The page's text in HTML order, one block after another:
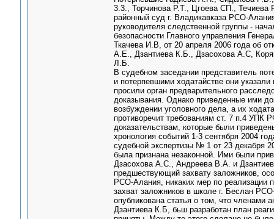
3.3., Торчинова Р.Т., Цгоева СП., Течиева
районный суд г. Владикавказа РСО-
руководителя следственной группы -
безопасности Главного управления
Ткачева И.В, от 20 апреля 2006 года об
А.Е., Дзантиева К.Б., Дзасохова А.С,
Л.Б.
В судебном заседании представитель
и потерпевшими ходатайстве они
просили орган предварительного
доказывания. Однако приведенные ими
возбуждении уголовного дела, а их
противоречит требованиям ст. 7 п.4 УПК
доказательствам, которые были
хронология событий 1-3 сентября 2004
судебной экспертизы № 1 от 23 декабря
была признана незаконной. Ими были
Дзасохова А.С., Андреева В.А. и
предшествующий захвату заложников,
РСО-Алания, никаких мер по реализации
захват заложников в школе г. Беслан
опубликована статья о том, что членами
Дзантиева К.Б, бьш разработан план